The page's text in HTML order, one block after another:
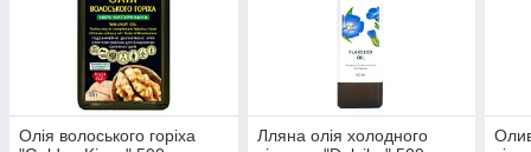
Олія волоського горіха
Лляна олія холодного